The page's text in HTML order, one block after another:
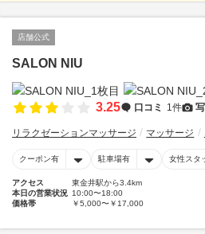
店舗公式
SALON NIU
3.25 口コミ 1件
リラクゼーションマッサージ マッサージ
クーポン有 駐車場有 女性スタ
アクセス
東金井駅から3.4km
本日の営業状況 10:00〜18:00
価格帯
￥5,000〜￥17,000